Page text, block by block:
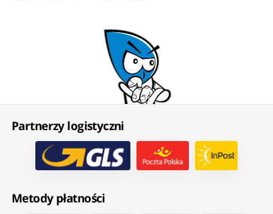
Partnerzy logistyczni
Metody płatności